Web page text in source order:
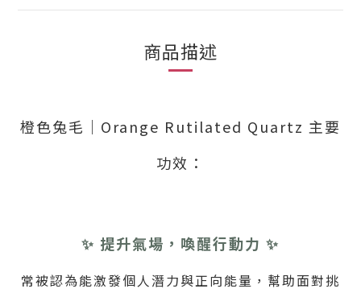
商品描述
橙色兔毛｜ Orange Rutilated Quartz 主要
功效：
✨ 提升氣場，喚醒行動力 ✨
常被認為能激發個人潛力與正向能量，幫助面對挑